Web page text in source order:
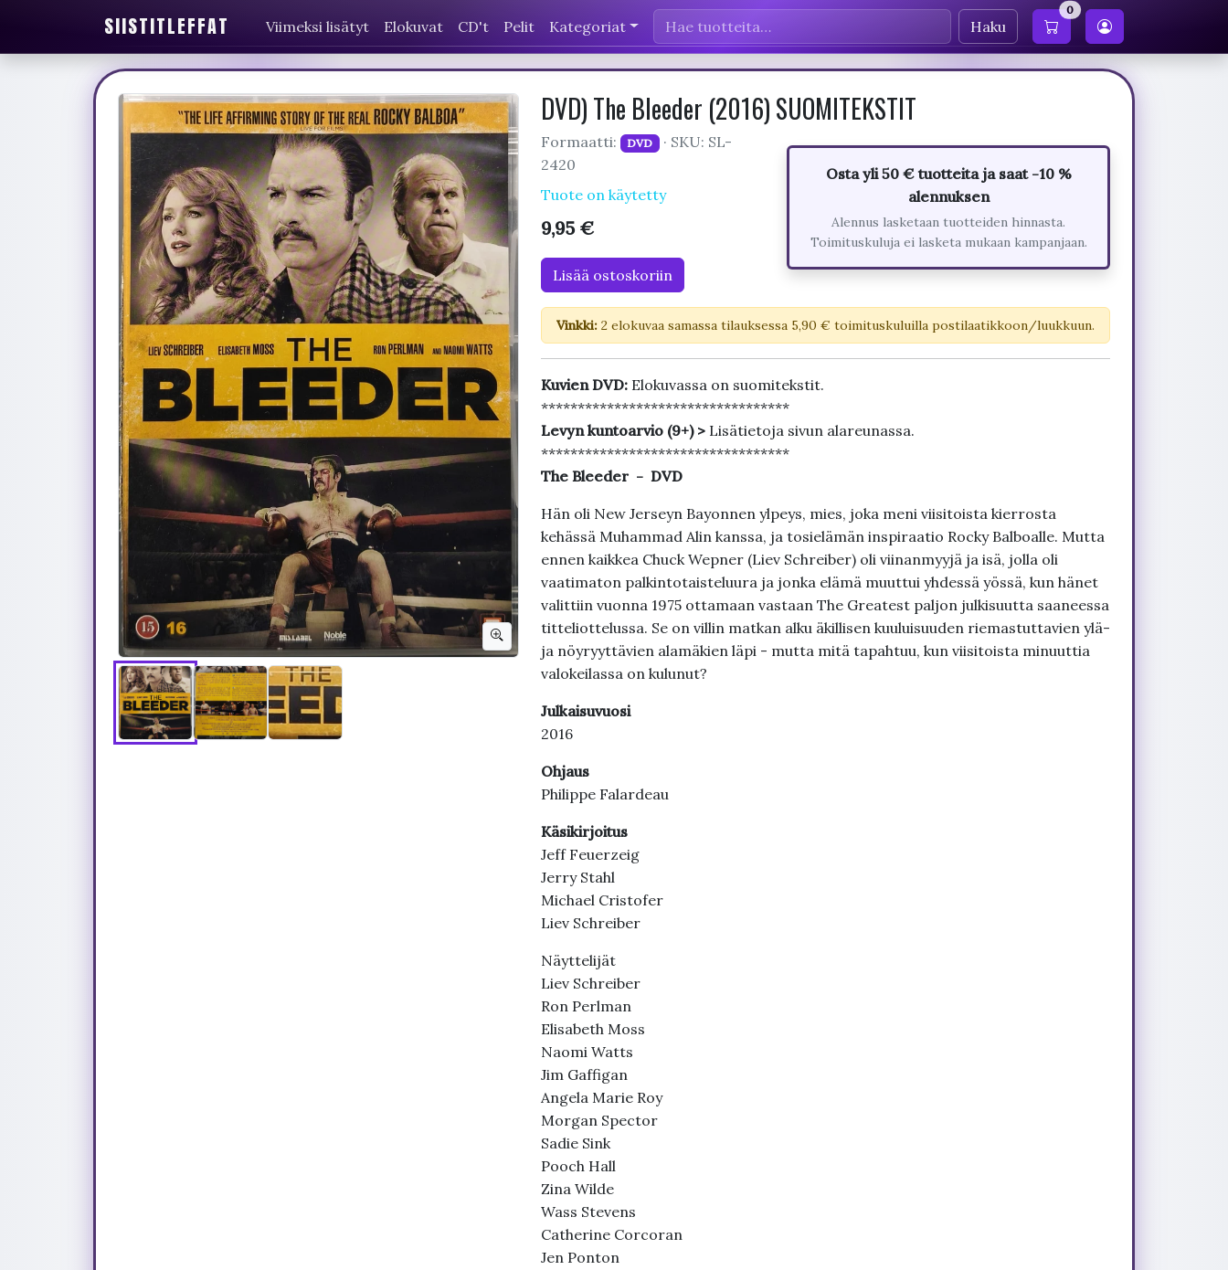
SIISTITLEFFAT Viimeksi lisätyt Elokuvat CD't Pelit Kategoriat Haku
0
DVD) The Bleeder (2016) SUOMITEKSTIT
Formaatti: DVD
· SKU: SL-
2420
Tuote on käytetty
9,95 €
Lisää ostoskoriin
Osta yli 50 € tuotteita ja saat -10 %
alennuksen
Alennus lasketaan tuotteiden hinnasta.
Toimituskuluja ei lasketa mukaan kampanjaan.
Vinkki:2 elokuvaa samassa tilauksessa 5,90 € toimituskuluilla postilaatikkoon/luukkuun.
Kuvien DVD: Elokuvassa on suomitekstit.
**********************************
Levyn kuntoarvio (9+) > Lisätietoja sivun alareunassa.
**********************************
The Bleeder - DVD
Hän oli New Jerseyn Bayonnen ylpeys, mies, joka meni viisitoista kierrosta
kehässä Muhammad Alin kanssa, ja tosielämän inspiraatio Rocky Balboalle. Mutta
ennen kaikkea Chuck Wepner (Liev Schreiber) oli viinanmyyjä ja isä, jolla oli
vaatimaton palkintotaisteluura ja jonka elämä muuttui yhdessä yössä, kun hänet
valittiin vuonna 1975 ottamaan vastaan The Greatest paljon julkisuutta saaneessa
titteliottelussa. Se on villin matkan alku äkillisen kuuluisuuden riemastuttavien ylä-
ja nöyryyttävien alamäkien läpi - mutta mitä tapahtuu, kun viisitoista minuuttia
valokeilassa on kulunut?
Julkaisuvuosi
2016
Ohjaus
Philippe Falardeau
Käsikirjoitus
Jeff Feuerzeig
Jerry Stahl
Michael Cristofer
Liev Schreiber
Näyttelijät
Liev Schreiber
Ron Perlman
Elisabeth Moss
Naomi Watts
Jim Gaffigan
Angela Marie Roy
Morgan Spector
Sadie Sink
Pooch Hall
Zina Wilde
Wass Stevens
Catherine Corcoran
Jen Ponton